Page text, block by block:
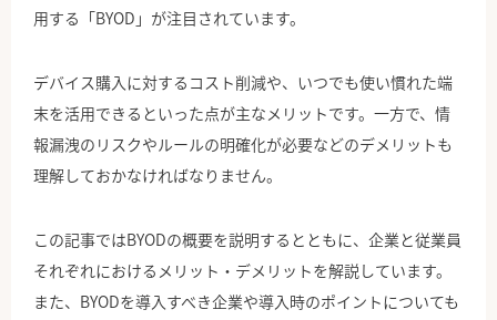
用する「BYOD」が注目されています。
デバイス購入に対するコスト削減や、いつでも使い慣れた端
末を活用できるといった点が主なメリットです。一方で、情
報漏洩のリスクやルールの明確化が必要などのデメリットも
理解しておかなければなりません。
この記事ではBYODの概要を説明するとともに、企業と従業員
それぞれにおけるメリット・デメリットを解説しています。
また、BYODを導入すべき企業や導入時のポイントについても